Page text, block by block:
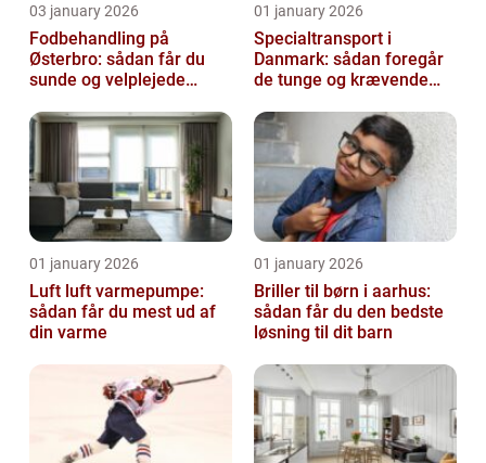
03 january 2026
Fodbehandling på
Østerbro: sådan får du
sunde og velplejede
01 january 2026
Specialtransport i
Danmark: sådan foregår
de tunge og krævende
01 january 2026
Luft luft varmepumpe:
sådan får du mest ud af
din varme
01 january 2026
Briller til børn i aarhus:
sådan får du den bedste
løsning til dit barn